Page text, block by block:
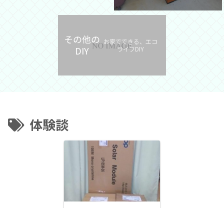
その他の
DIY
お家でできる、エコ
ライフDIY
体験談